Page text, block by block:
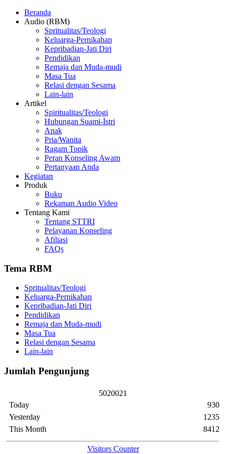
Beranda
Audio (RBM)
Spritualitas/Teologi
Keluarga-Pernikahan
Kepribadian-Jati Diri
Pendidikan
Remaja dan Muda-mudi
Masa Tua
Relasi dengan Sesama
Lain-lain
Artikel
Spiritualitas/Teologi
Hubungan Suami-Istri
Anak
Pria/Wanita
Ragam Topik
Peran Konseling Awam
Pertanyaan Anda
Kegiatan
Produk
Buku
Rekaman Audio Video
Tentang Kami
Tentang STTRI
Pelayanan Konseling
Afiliasi
FAQs
Tema RBM
Spritualitas/Teologi
Keluarga-Pernikahan
Kepribadian-Jati Diri
Pendidikan
Remaja dan Muda-mudi
Masa Tua
Relasi dengan Sesama
Lain-lain
Jumlah Pengunjung
5020021
Today
Yesterday
This Month
930
1235
8412
Visitors Counter